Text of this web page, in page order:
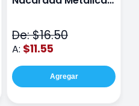
De: $16.50
A: $11.55
Agregar